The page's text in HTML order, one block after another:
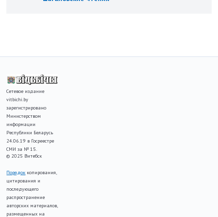
Сетевое издание
vitbichi.by
зарегистрировано
Министерством
информации
Республики Беларусь
24.06.19 в Госреестре
СМИ за № 15.
© 2025 Витебск
Порядок копирования,
цитирования и
последующего
распространение
авторских материалов,
размещенных на